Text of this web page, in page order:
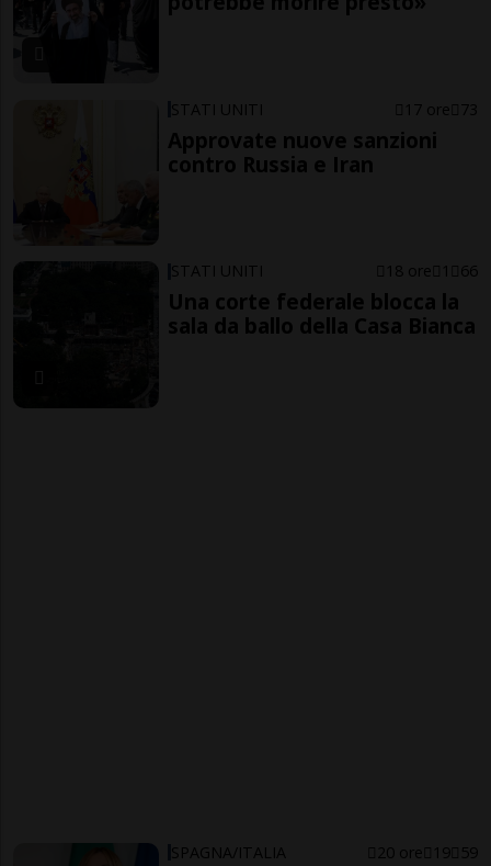
STATI UNITI 17 ore 73
Approvate nuove sanzioni
contro Russia e Iran
STATI UNITI 18 ore 1 66
Una corte federale blocca la
sala da ballo della Casa Bianca
SPAGNA/ITALIA 20 ore 19 59